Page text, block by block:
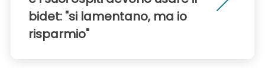
bidet: "si lamentano, ma io
risparmio"